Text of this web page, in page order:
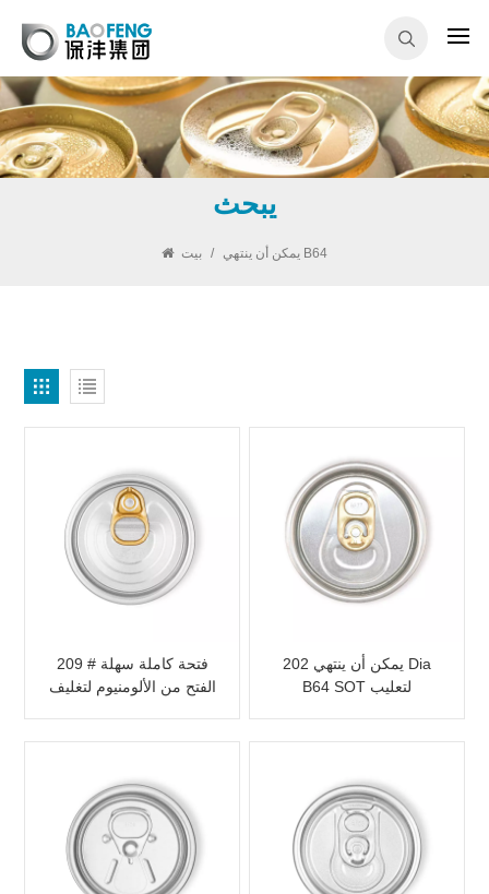
يبحث
/ يمكن أن ينتهي B64
209 # فتحة كاملة سهلة
الفتح من الألومنيوم لتغليف
يمكن أن ينتهي 202 Dia
B64 SOT لتعليب